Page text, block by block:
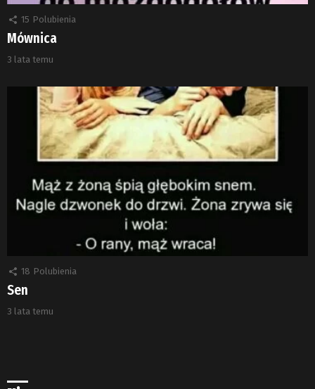
15 Polubienia
Mównica
3 lata temu
18 Polubienia
Sen
3 lata temu